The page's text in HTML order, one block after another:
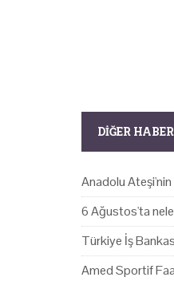
DIĞER
Anadolu
6 Ağustos'ta
Türkiye İş
Amed Sportif